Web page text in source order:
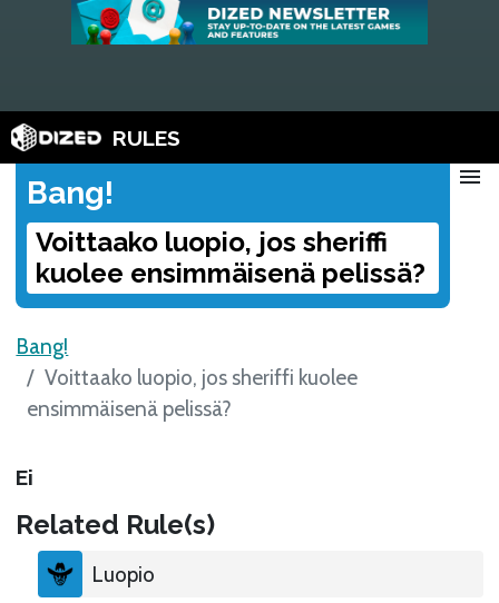
RULES
Bang!
Voittaako luopio, jos sheriffi
kuolee ensimmäisenä pelissä?
menu
Bang!
Voittaako luopio, jos sheriffi kuolee
ensimmäisenä pelissä?
Ei
Related Rule(s)
Luopio